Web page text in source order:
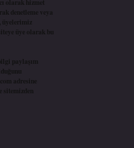
olarak hizmet
denetleme veya
üyelerimiz
üye olarak bu
paylaşım
adresine